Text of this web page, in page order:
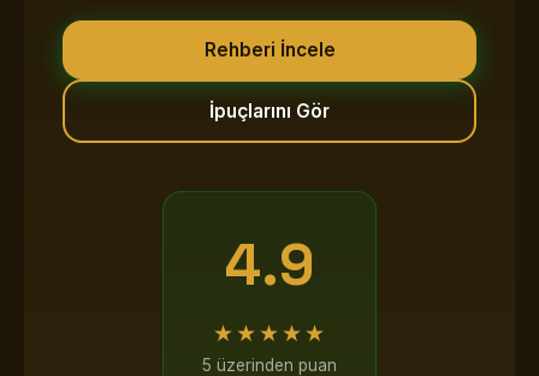
Rehberi İncele
İpuçlarını Gör
4.9
★★★★★
5 üzerinden puan